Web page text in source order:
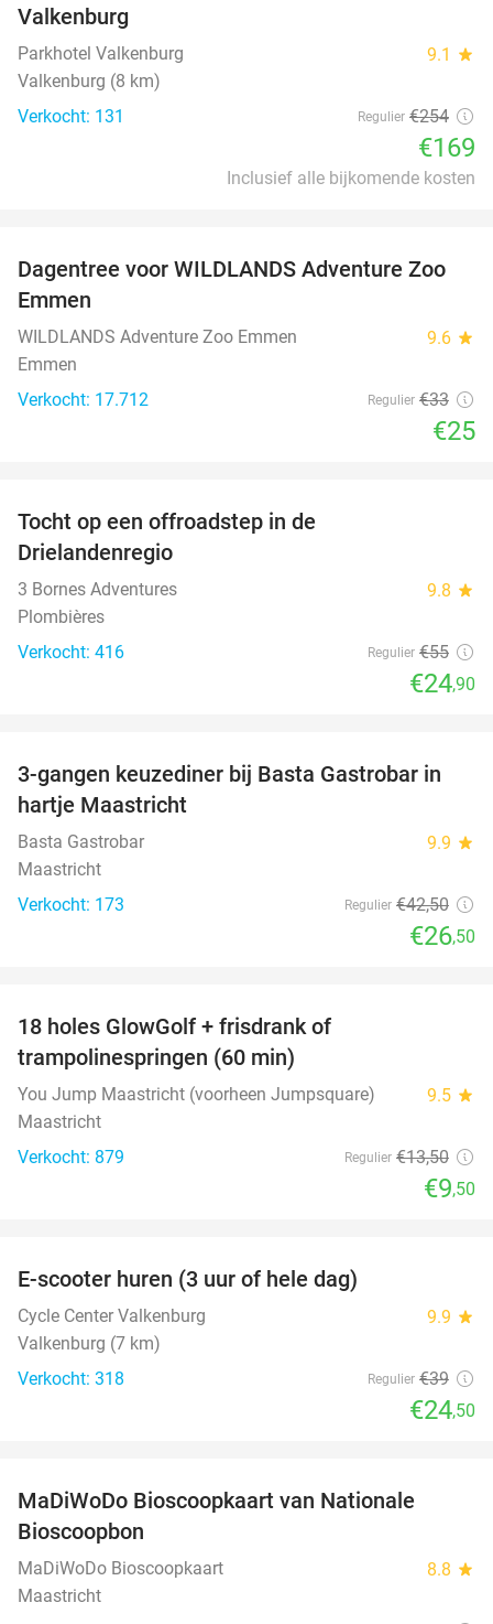
Valkenburg
Parkhotel Valkenburg 9.1 star
Valkenburg (8 km)
Verkocht: 131
Regulier €254
€169
Inclusief alle bijkomende kosten
24%
Dagentree voor WILDLANDS Adventure Zoo
Emmen
WILDLANDS Adventure Zoo Emmen 9.6 star
Emmen
Verkocht: 17.712
Regulier €33
€25
Tocht op een offroadstep in de
Drielandenregio
3 Bornes Adventures 9.8 star
Plombières
Verkocht: 416
Regulier €55
€24,90
38%
3-gangen keuzediner bij Basta Gastrobar in
hartje Maastricht
Basta Gastrobar 9.9 star
Maastricht
Verkocht: 173
Regulier €42,50
€26,50
18 holes GlowGolf + frisdrank of
trampolinespringen (60 min)
You Jump Maastricht (voorheen Jumpsquare) 9.5 star
Maastricht
Verkocht: 879
Regulier €13,50
€9,50
E-scooter huren (3 uur of hele dag)
Cycle Center Valkenburg 9.9 star
Valkenburg (7 km)
Verkocht: 318
Regulier €39
€24,50
MaDiWoDo Bioscoopkaart van Nationale
Bioscoopbon
MaDiWoDo Bioscoopkaart 8.8 star
Maastricht